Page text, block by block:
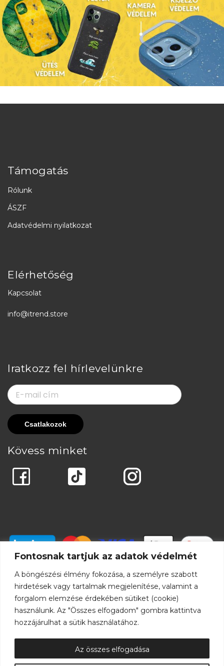
Fontosnak tartjuk az adatok védelmét
A böngészési élmény fokozása, a személyre szabott
hirdetések vagy tartalmak megjelenítése, valamint a
forgalom elemzése érdekében sütiket (cookie)
használunk. Az "Összes elfogadom" gombra kattintva
hozzájárulhat a sütik használatához.
Az összes elfogadása
Támogatás
Rólunk
ÁSZF
Adatvédelmi nyilatkozat
Elérhetőség
Kapcsolat
info@itrend.store
Iratkozz fel hírlevelünkre
Kövess minket